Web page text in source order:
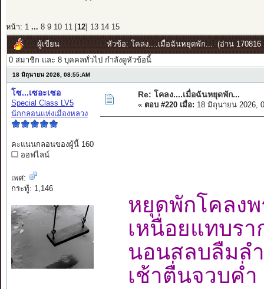
หน้า: 1 ... 8 9 10 11[ 12] 13 14 15
ผู้เขียน
หัวข้อ: โคลง....เมื่อฉันหยุดพัก... (อ่าน 170816
0 สมาชิก และ 8 บุคคลทั่วไป กำลังดูหัวข้อนี้
18 มิถุนายน 2026, 08:55:AM
โซ...เซอะเซอ
Special Class LV5
นักกลอนแห่งเมืองหลวง
คะแนนกลอนของผู้นี้ 160
ออฟไลน์
เพศ:
กระทู้: 1,146
Re: โคลง....เมื่อฉันหยุดพัก...
« ตอบ #220 เมื่อ: 18 มิถุนายน 2026,
หยุดพักโคลง
เหนื่อยแทบร
นอนสลบลืม
เช้าตื่นจวบ